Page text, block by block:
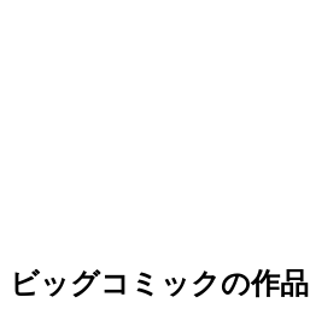
ビッグコミックの作品